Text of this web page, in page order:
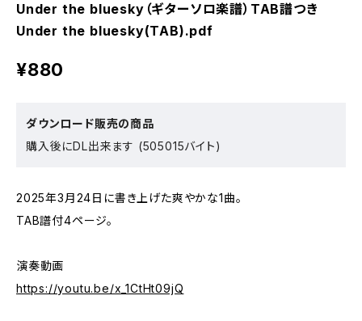
Under the bluesky（ギターソロ楽譜）TAB譜つき
Under the bluesky(TAB).pdf
¥880
ダウンロード販売の商品
購入後にDL出来ます (505015バイト)
2025年3月24日に書き上げた爽やかな1曲。
TAB譜付4ページ。
演奏動画
https://youtu.be/x_1CtHt09jQ